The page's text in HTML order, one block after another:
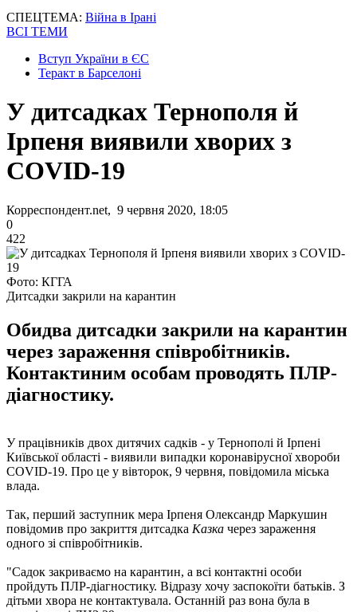
СПЕЦТЕМА: Війна в Ірані
ВСІ ТЕМИ
Вступ України в ЄС
Теракт в Барселоні
У дитсадках Тернополя й
Ірпеня виявили хворих з
COVID-19
Корреспондент.net, 9 червня 2020, 18:05
0
422
Фото: КГГА
Дитсадки закрили на карантин
Обидва дитсадки закрили на карантин
через зараження співробітників.
Контактиним особам проводять ПЛР-
діагностику.
У працівників двох дитячих садків - у Тернополі й Ірпені
Київської області - виявили випадки коронавірусної хвороби
COVID-19. Про це у вівторок, 9 червня, повідомила міська
влада.
Так, перший заступник мера Ірпеня Олександр Маркушин
повідомив про закриття дитсадка Казка через зараження
одного зі співробітників.
"Садок закриваємо на карантин, а всі контактні особи
пройдуть ПЛР-діагностику. Відразу хочу заспокоїти батьків. З
дітьми хвора не контактувала. Останній раз вона була в